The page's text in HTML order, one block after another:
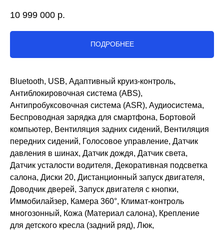
10 999 000 р.
ПОДРОБНЕЕ
Bluetooth, USB, Адаптивный круиз-контроль,
Антиблокировочная система (ABS),
Антипробуксовочная система (ASR), Аудиосистема,
Беспроводная зарядка для смартфона, Бортовой
компьютер, Вентиляция задних сидений, Вентиляция
передних сидений, Голосовое управление, Датчик
давления в шинах, Датчик дождя, Датчик света,
Датчик усталости водителя, Декоративная подсветка
салона, Диски 20, Дистанционный запуск двигателя,
Доводчик дверей, Запуск двигателя с кнопки,
Иммобилайзер, Камера 360°, Климат-контроль
многозонный, Кожа (Материал салона), Крепление
для детского кресла (задний ряд), Люк,